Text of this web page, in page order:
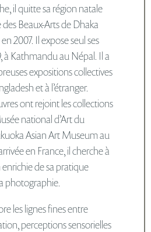
partenaires
Ouvertes
il quitte sa région natale
Beaux-Arts de Dhaka
2007. Il expose seul ses
à Kathmandu au Népal. Il a
expositions collectives
et à l’étranger.
ont rejoint les collections
national d’Art du
Asian Art Museum au
en France, il cherche à
de sa pratique
photographie.
les lignes fines entre
perceptions sensorielles